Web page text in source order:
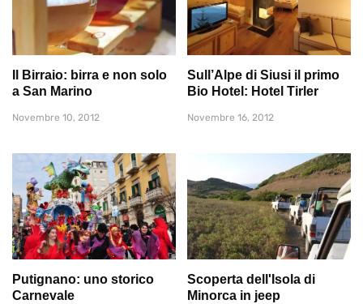
Il Birraio: birra e non solo
a San Marino
Novembre 10, 2012
Sull’Alpe di Siusi il primo
Bio Hotel: Hotel Tirler
Novembre 16, 2012
Putignano: uno storico
Carnevale
Scoperta dell'Isola di
Minorca in jeep